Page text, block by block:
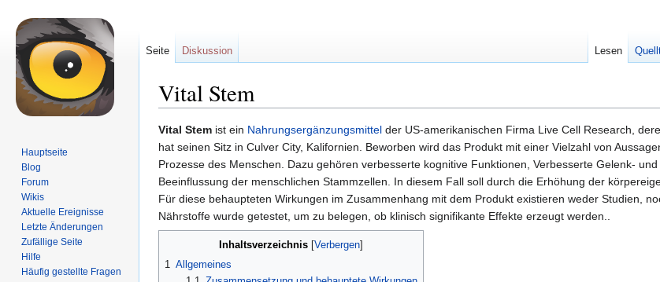
Vital Stem
Zur
Navigation
springen
Zur
Suche
springen
Vital Stem ist ein Nahrungsergänzungsmittel der US-amerikanischen Firma Live Cell Research,
hat seinen Sitz in Culver City, Kalifornien. Beworben wird das Produkt mit einer Vielzahl von
Prozesse des Menschen. Dazu gehören verbesserte kognitive Funktionen, Verbesserte Gelenk-
Beeinflussung der menschlichen Stammzellen. In diesem Fall soll durch die Erhöhung der
Für diese behaupteten Wirkungen im Zusammenhang mit dem Produkt existieren weder Studien,
Nährstoffe wurde getestet, um zu belegen, ob klinisch signifikante Effekte erzeugt werden..
Inhaltsverzeichnis
1 Allgemeines
Seite Diskussion Lesen
Hauptseite
Blog
Forum
Wikis
Aktuelle Ereignisse
Letzte Änderungen
Zufällige Seite
Hilfe
Häufig gestellte Fragen